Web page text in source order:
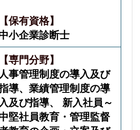
【保有資格】
小企業診断士
【専門分野】
人事管理制度の導入及び
導、業績管理制度の導
入及び指導、 新入社員～
堅社員教育・管理監督